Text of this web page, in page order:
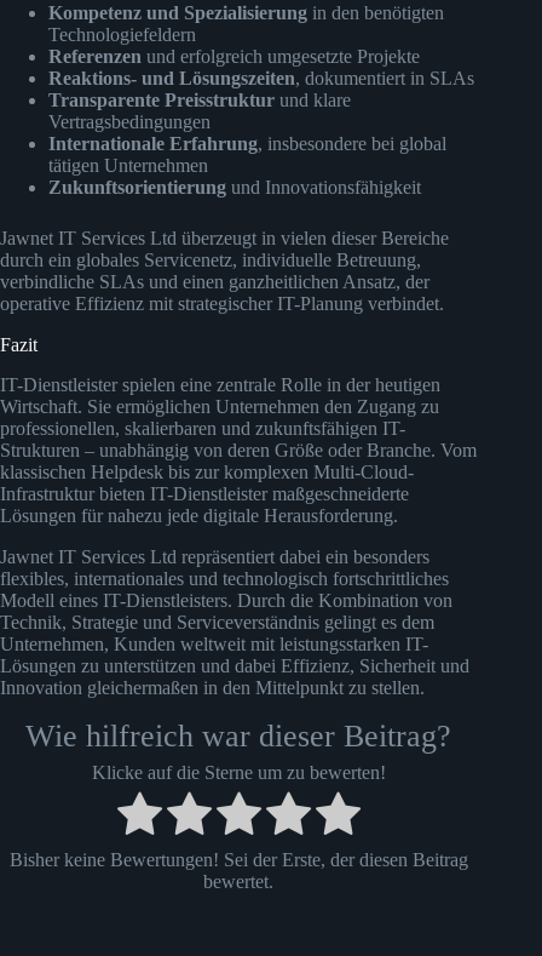
Kompetenz und Spezialisierung in den benötigten
Technologiefeldern
Referenzen und erfolgreich umgesetzte Projekte
Reaktions- und Lösungszeiten, dokumentiert in SLAs
Transparente Preisstruktur und klare
Vertragsbedingungen
Internationale Erfahrung, insbesondere bei global
tätigen Unternehmen
Zukunftsorientierung und Innovationsfähigkeit
Jawnet IT Services Ltd überzeugt in vielen dieser Bereiche
durch ein globales Servicenetz, individuelle Betreuung,
verbindliche SLAs und einen ganzheitlichen Ansatz, der
operative Effizienz mit strategischer IT-Planung verbindet.
Fazit
IT-Dienstleister spielen eine zentrale Rolle in der heutigen
Wirtschaft. Sie ermöglichen Unternehmen den Zugang zu
professionellen, skalierbaren und zukunftsfähigen IT-
Strukturen – unabhängig von deren Größe oder Branche. Vom
klassischen Helpdesk bis zur komplexen Multi-Cloud-
Infrastruktur bieten IT-Dienstleister maßgeschneiderte
Lösungen für nahezu jede digitale Herausforderung.
Jawnet IT Services Ltd repräsentiert dabei ein besonders
flexibles, internationales und technologisch fortschrittliches
Modell eines IT-Dienstleisters. Durch die Kombination von
Technik, Strategie und Serviceverständnis gelingt es dem
Unternehmen, Kunden weltweit mit leistungsstarken IT-
Lösungen zu unterstützen und dabei Effizienz, Sicherheit und
Innovation gleichermaßen in den Mittelpunkt zu stellen.
Wie hilfreich war dieser Beitrag?
Klicke auf die Sterne um zu bewerten!
Bisher keine Bewertungen! Sei der Erste, der diesen Beitrag
bewertet.